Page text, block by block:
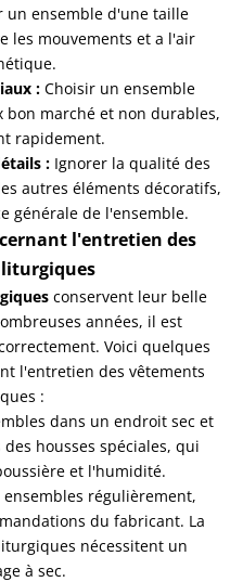
un ensemble d'une taille
les mouvements et a l'air
:Choisir un ensemble
marché et non durables,
rapidement.
:Ignorer la qualité des
autres éléments décoratifs,
générale de l'ensemble.
l'entretien des
conservent leur belle
années, il est
Voici quelques
l'entretien des vêtements
:
dans un endroit sec et
housses spéciales, qui
et l'humidité.
régulièrement,
du fabricant. La
nécessitent un
à sec.